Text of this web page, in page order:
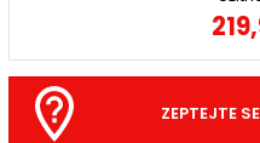
ZEPTEJTE